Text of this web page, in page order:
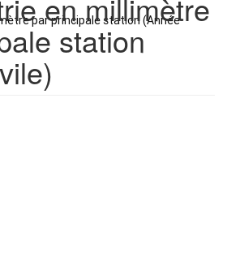
par principale station (Année
en millimètre
station